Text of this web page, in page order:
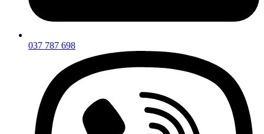
037 787 698